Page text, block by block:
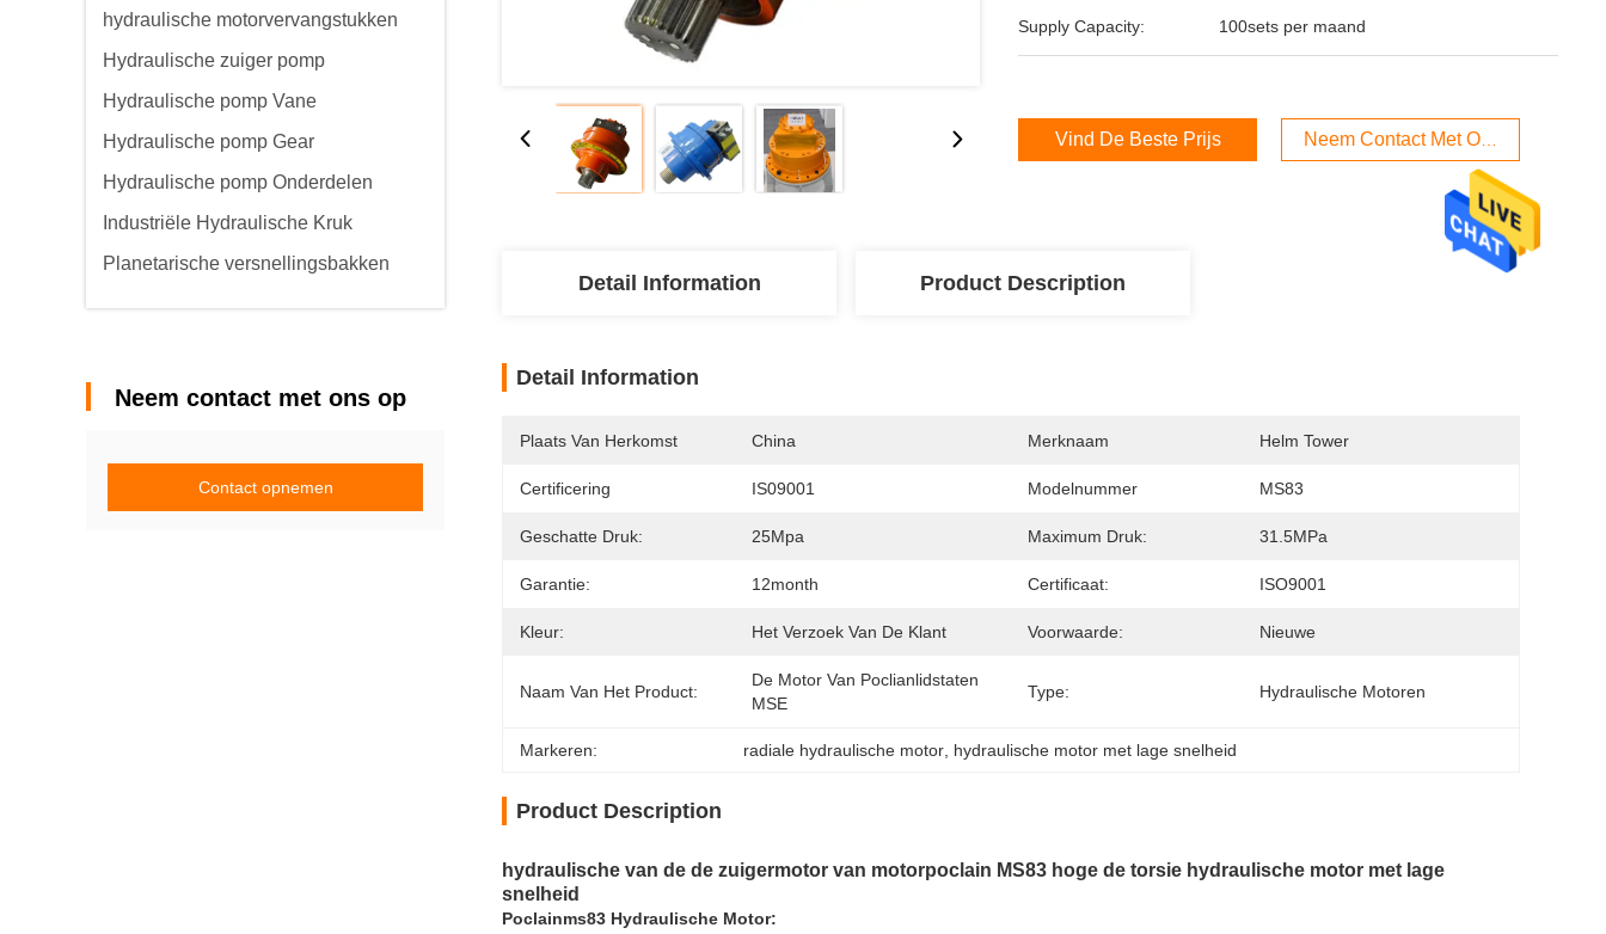
hydraulische motorvervangstukken
Hydraulische zuiger pomp
Hydraulische pomp Vane
Hydraulische pomp Gear
Hydraulische pomp Onderdelen
Industriële Hydraulische Kruk
Planetarische versnellingsbakken
Neem contact met ons op
Contact opnemen
Supply Capacity: 100sets per maand
Vind De Beste Prijs Neem Contact Met Ons Op
Detail Information Product Description
Detail Information
Plaats Van Herkomst China Merknaam Helm Tower
Certificering IS09001 Modelnummer MS83
Geschatte Druk: 25Mpa Maximum Druk: 31.5MPa
Garantie: 12month Certificaat: ISO9001
Kleur: Het Verzoek Van De Klant Voorwaarde: Nieuwe
Naam Van Het Product:
De Motor Van Poclianlidstaten
MSE
Type: Hydraulische Motoren
Markeren: radiale hydraulische motor hydraulische motor met lage snelheid
Product Description
hydraulische van de de zuigermotor van motorpoclain MS83 hoge de torsie hydraulische motor met lage
snelheid
Poclainms83 Hydraulische Motor: